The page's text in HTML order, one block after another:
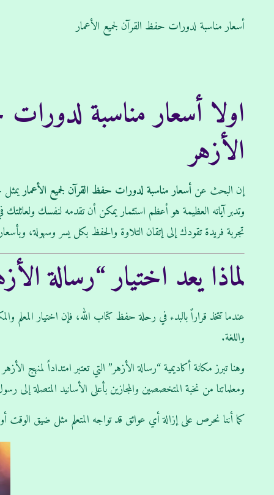
أسعار مناسبة لدورات حفظ القرآن لجميع الأعمار
اولا أسعار مناسبة لدورات
الأزهر
إن البحث عنأسعار مناسبة لدورات حفظ القرآن لجميع الأعماريمثل
وتدبر آياته العظيمة هو أعظم استثمار يمكن أن تقدمه لنفسك ولعائلتك
تجربة فريدة تقودك إلى إتقان التلاوة والحفظ بكل يسر وسهولة،
لماذا يعد اختيار “رسالة
عندما تتخذ قراراً بالبدء في رحلة حفظ كتاب الله، فإن اختيار
واللغة.
وهنا تبرز مكانة أكاديمية “رسالة الأزهر” التي تعتبر امتداداً لمنهج
ومعلماتنا من نخبة المتخصصين والمجازين بأعلى الأسانيد المتصلة
كما أننا نحرص على إزالة أي عوائق قد تواجه المتعلم مثل ضيق